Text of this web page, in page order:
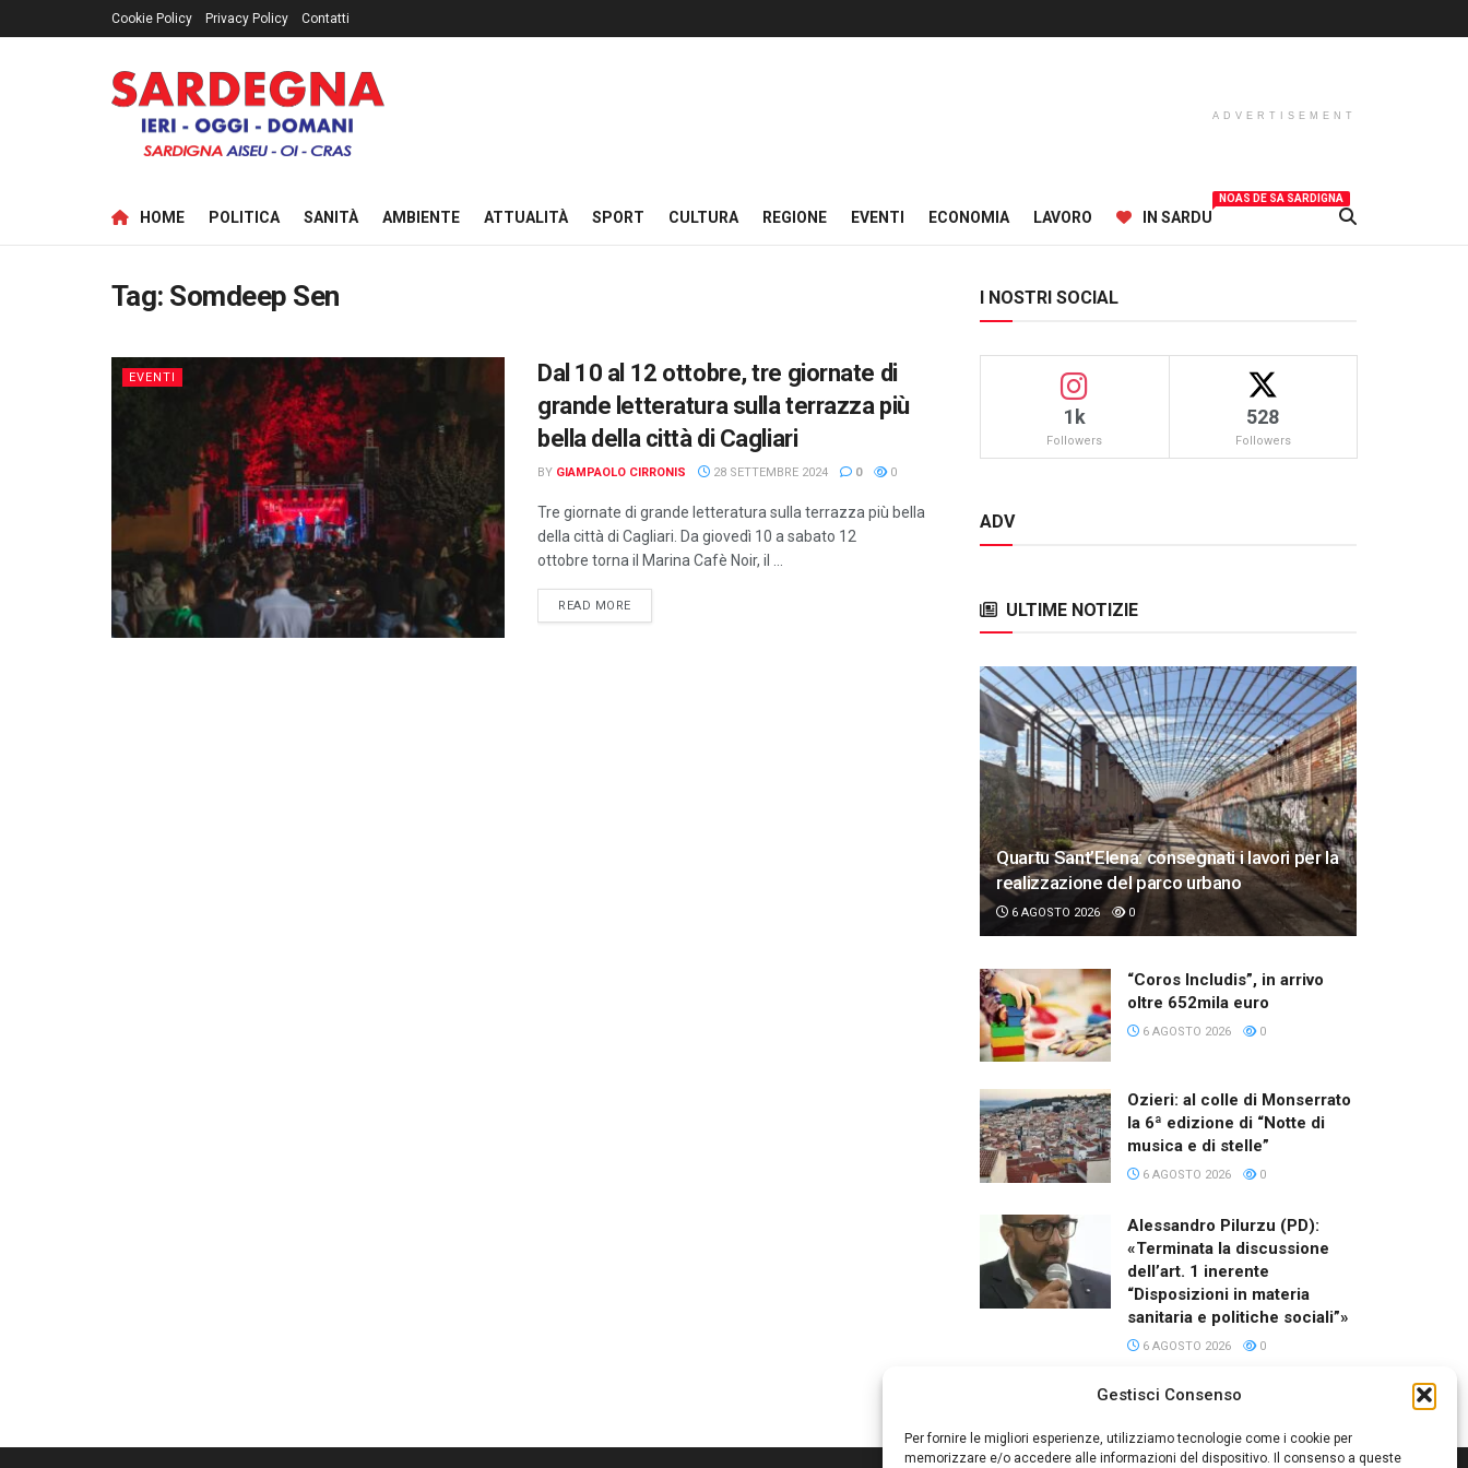
Gestisci Consenso
Per fornire le migliori esperienze, utilizziamo tecnologie come i cookie per
memorizzare e/o accedere alle informazioni del dispositivo. Il consenso a queste
Cookie Policy Privacy Policy Contatti
ADVERTISEMENT
HOME POLITICA SANITÀ AMBIENTE ATTUALITÀ SPORT CULTURA REGIONE EVENTI ECONOMIA LAVORO IN SARDU
NOAS DE SA SARDIGNA
Tag: Somdeep Sen
EVENTI
Dal 10 al 12 ottobre, tre giornate di
grande letteratura sulla terrazza più
bella della città di Cagliari
BY GIAMPAOLO CIRRONIS 28 SETTEMBRE 2024 0 0
Tre giornate di grande letteratura sulla terrazza più bella
della città di Cagliari. Da giovedì 10 a sabato 12
ottobre torna il Marina Cafè Noir, il ...
READ MOREDETAILS
I NOSTRI SOCIAL
1k
Followers
528
Followers
ADV
ULTIME NOTIZIE
Quartu Sant’Elena: consegnati i lavori per la
realizzazione del parco urbano
6 AGOSTO 2026 0
“Coros Includis”, in arrivo
oltre 652mila euro
6 AGOSTO 2026 0
Ozieri: al colle di Monserrato
la 6ª edizione di “Notte di
musica e di stelle”
6 AGOSTO 2026 0
Alessandro Pilurzu (PD):
«Terminata la discussione
dell’art. 1 inerente
“Disposizioni in materia
sanitaria e politiche sociali”»
6 AGOSTO 2026 0